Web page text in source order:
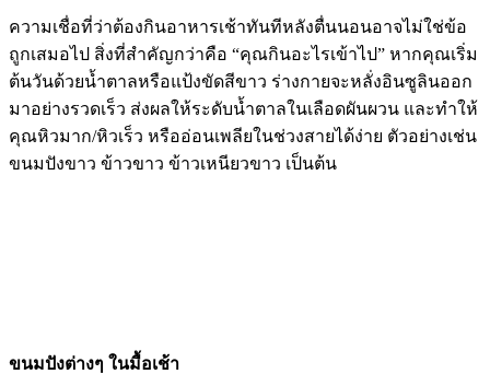
ความเชื่อที่ว่าต้องกินอาหารเช้าทันทีหลังตื่นนอนอาจไม่ใช่ข้อ
ถูกเสมอไป สิ่งที่สำคัญกว่าคือ “คุณกินอะไรเข้าไป” หากคุณเริ่ม
ต้นวันด้วยน้ำตาลหรือแป้งขัดสีขาว ร่างกายจะหลั่งอินซูลินออก
มาอย่างรวดเร็ว ส่งผลให้ระดับน้ำตาลในเลือดผันผวน และทำให้
คุณหิวมาก/หิวเร็ว หรืออ่อนเพลียในช่วงสายได้ง่าย ตัวอย่างเช่น
ขนมปังขาว ข้าวขาว ข้าวเหนียวขาว เป็นต้น
ขนมปังต่างๆ ในมื้อเช้า